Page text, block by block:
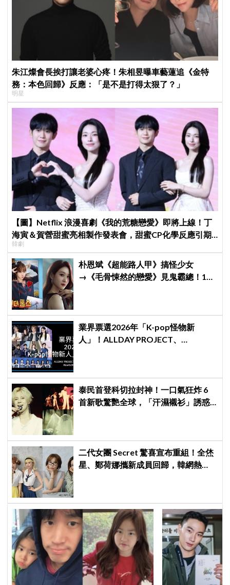
朱江燦會長挨打讓老婆心疼！朱相昱曝車藝蓮追《金特
務：本色回歸》反應：「是不是打得太狠了？」
明星
【圖】Netflix 浪漫喜劇《我的荒糖戀愛》即將上線！丁
海寅＆賀營甜蜜亮相製作發表會，甜蜜CP化學反應引期
待
韓劇
朴恩斌《超能路人甲》搞怪少女
→《毛骨悚然的戀愛》見鬼霸總！180
業界票選2026年「K-pop怪物新
人」！ALLDAY PROJECT、
泰民首登科切拉封神！一口氣狂炸 6
首新歌驚艷全球，「汗濕襯衫」誘惑
二代女團 Secret 驚喜宣布重組！全烋
星、鄭荷娜攜新成員回歸，韓網熱